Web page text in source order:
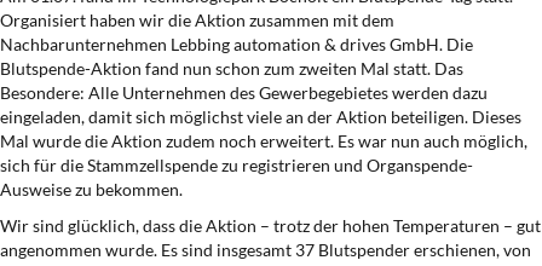
Organisiert haben wir die Aktion zusammen mit dem
Nachbarunternehmen Lebbing automation & drives GmbH. Die
Blutspende-Aktion fand nun schon zum zweiten Mal statt. Das
Besondere: Alle Unternehmen des Gewerbegebietes werden dazu
eingeladen, damit sich möglichst viele an der Aktion beteiligen. Dieses
Mal wurde die Aktion zudem noch erweitert. Es war nun auch möglich,
sich für die Stammzellspende zu registrieren und Organspende-
Ausweise zu bekommen.
Wir sind glücklich, dass die Aktion – trotz der hohen Temperaturen – gut
angenommen wurde. Es sind insgesamt 37 Blutspender erschienen, von